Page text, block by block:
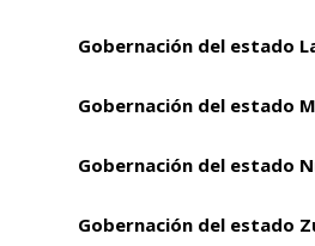
Gobernación del estado
Gobernación del estado
Gobernación del estado
Gobernación del estado